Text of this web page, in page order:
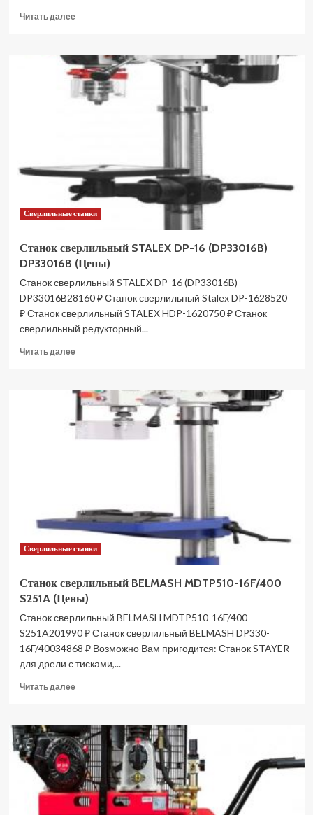
Читать далееПрочитать
Станок
сверлильный
JET
GHD-
46PF
Сверлильные станки
Станок сверлильный STALEX DP-16 (DP33016B)
DP33016B (Цены)
Станок сверлильный STALEX DP-16 (DP33016B)
DP33016B28160 ₽ Станок сверлильный Stalex DP-1628520
₽ Станок сверлильный STALEX HDP-1620750 ₽ Станок
сверлильный редукторный...
Читать далееПрочитать
Станок
сверлильный
DP-
16
Сверлильные станки
Станок сверлильный BELMASH MDTP510-16F/400
S251A (Цены)
Станок сверлильный BELMASH MDTP510-16F/400
S251A201990 ₽ Станок сверлильный BELMASH DP330-
16F/40034868 ₽ Возможно Вам пригодится: Станок STAYER
для дрели с тисками,...
Читать далееПрочитать
Станок
сверлильный
BELMASH
MDTP510-
16F/400
S251A
(Цены)